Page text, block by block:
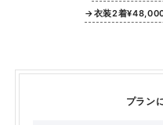
→衣装2着¥48,000
プラン